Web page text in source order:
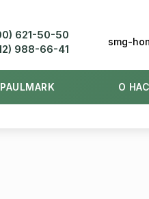
621-50-50
988-66-41
smg-
О НАС